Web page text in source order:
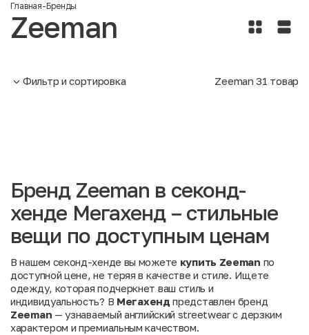
Главная-Бренды
Zeeman
Фильтр и сортировка Zeeman31 товар
Бренд Zeeman в секонд-
хенде Мегахенд – стильные
вещи по доступным ценам
В нашем секонд-хенде вы можете купить Zeeman по
доступной цене, не теряя в качестве и стиле. Ищете
одежду, которая подчеркнет ваш стиль и
индивидуальность? В Мегахенд представлен бренд
Zeeman — узнаваемый английский streetwear с дерзким
характером и премиальным качеством.